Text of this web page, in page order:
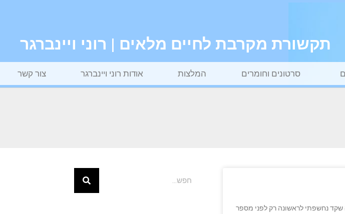
תקשורת מקרבת לחיים מלאים | רוני ויינברגר
סרטונים וחומרים המלצות אודות רוני ויינברגר צור קשר
נחשפתי לראשונה רק לפני מספר